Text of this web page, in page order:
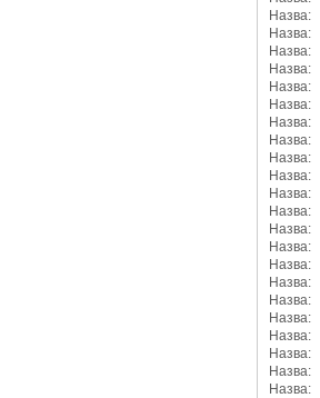
Назва:
Назва:
Назва:
Назва:
Назва:
Назва:
Назва:
Назва:
Назва:
Назва:
Назва:
Назва:
Назва:
Назва:
Назва:
Назва:
Назва:
Назва:
Назва:
Назва:
Назва:
Назва: